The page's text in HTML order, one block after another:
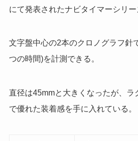
にて発表されたナビタイマーシリー
文字盤中心の2本のクロノグラフ針
つの時間)を計測できる。
直径は45mmと大きくなったが、ラ
で優れた装着感を手に入れている。